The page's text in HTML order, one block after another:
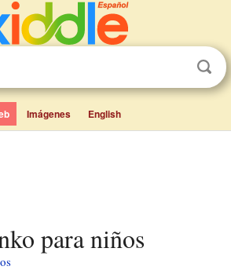
Imágenes English
para niños